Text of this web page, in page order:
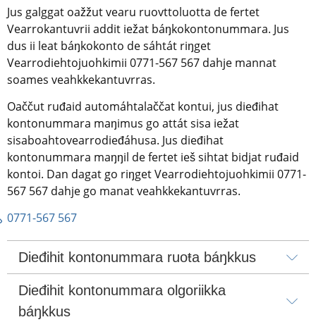
Jus galggat oažžut vearu ruovttoluotta de fertet
Vearrokantuvrii addit iežat báŋkokontonummara. Jus
dus ii leat báŋkokonto de sáhtát riŋget
Vearrodiehtojuohkimii 0771-567 567 dahje mannat
soames veahkkekantuvrras.
Oaččut ruđaid automáhtalaččat kontui, jus dieđihat
kontonummara maŋimus go attát sisa iežat
sisaboahtovearrodieđáhusa. Jus dieđihat
kontonummara maŋŋil de fertet ieš sihtat bidjat ruđaid
kontoi. Dan dagat go riŋget Vearrodiehtojuohkimii 0771-
567 567 dahje go manat veahkkekantuvrras.
0771-567 567
Dieđihit kontonummara ruoŧa báŋkkus
Dieđihit kontonummara olgoriikka
báŋkkus